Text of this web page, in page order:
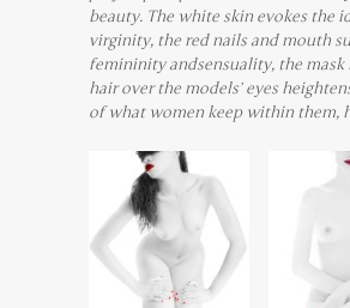
beauty. The white skin evokes the
virginity, the red nails and mouth
femininity andsensuality, the mask
hair over the models’ eyes
of what women keep within them,